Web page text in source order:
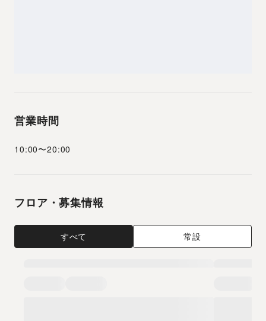
営業時間
10:00〜20:00
フロア・募集情報
すべて 常設